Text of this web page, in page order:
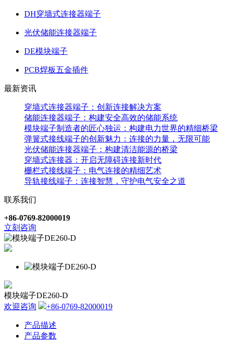
DH穿墙式连接器端子
光伏储能连接器端子
DE模块端子
PCB焊板五金插件
最新资讯
穿墙式连接器端子：创新连接解决方案
储能连接器端子：构建安全高效的储能系统
模块端子制造者的匠心独运：构建电力世界的精细桥梁
弹簧式接线端子的创新魅力：连接的力量，无限可能
光伏储能连接器端子：构建清洁能源的桥梁
穿墙式连接器：开启无障碍连接新时代
栅栏式接线端子：电气连接的精细艺术
导轨接线端子：连接智慧，守护电气安全之道
联系我们
+86-0769-82000019
立刻咨询
模块端子DE260-D
欢迎咨询
+86-0769-82000019
产品描述
产品参数